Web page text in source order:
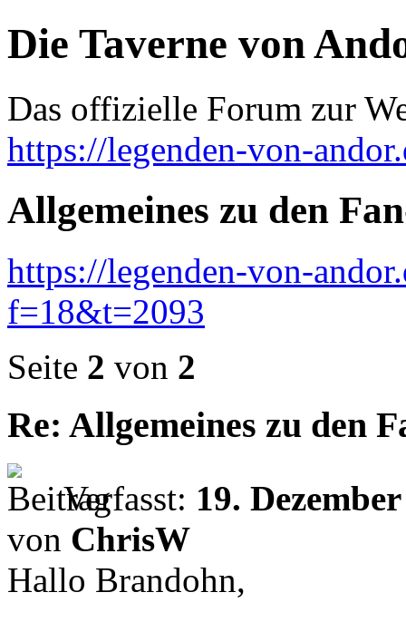
Die Taverne von
Das offizielle Forum zur
https://legenden-von-
Allgemeines zu den
https://legenden-von-
f=18&t=2093
Seite 2 von 2
Re: Allgemeines zu den
Verfasst: 19.
von ChrisW
Hallo Brandohn,